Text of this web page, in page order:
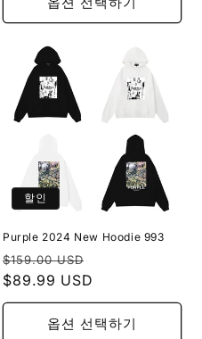
할인
Purple 2024 New Hoodie 993
정
가
$159.00 USD
가
$89.99 USD
옵션 선택하기